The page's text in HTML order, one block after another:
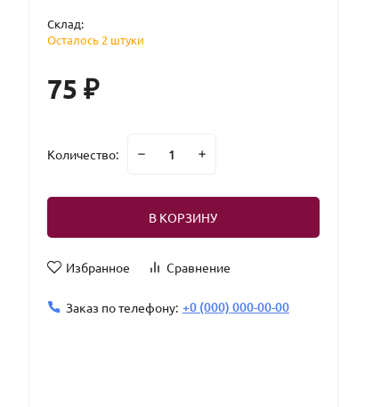
Склад:
Осталось 2 штуки
75 ₽
Количество:
В КОРЗИНУ
Избранное Сравнение
Заказ по телефону: +0 (000) 000-00-00